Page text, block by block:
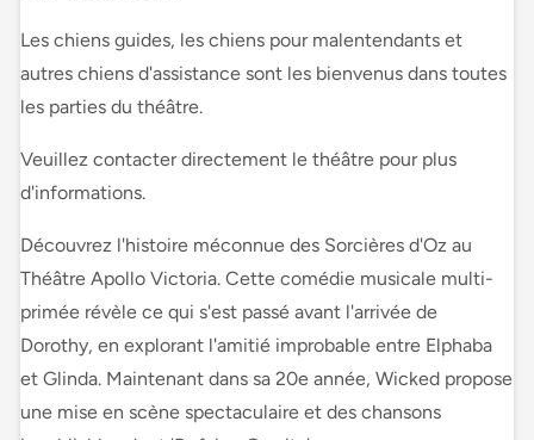
Les chiens guides, les chiens pour malentendants et
autres chiens d'assistance sont les bienvenus dans toutes
les parties du théâtre.
Veuillez contacter directement le théâtre pour plus
d'informations.
Découvrez l'histoire méconnue des Sorcières d'Oz au
Théâtre Apollo Victoria. Cette comédie musicale multi-
primée révèle ce qui s'est passé avant l'arrivée de
Dorothy, en explorant l'amitié improbable entre Elphaba
et Glinda. Maintenant dans sa 20e année, Wicked propose
une mise en scène spectaculaire et des chansons